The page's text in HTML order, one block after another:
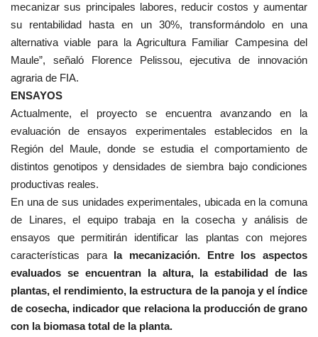
mecanizar sus principales labores, reducir costos y aumentar
su rentabilidad hasta en un 30%, transformándolo en una
alternativa viable para la Agricultura Familiar Campesina del
Maule”, señaló Florence Pelissou, ejecutiva de innovación
agraria de FIA.
ENSAYOS
Actualmente, el proyecto se encuentra avanzando en la
evaluación de ensayos experimentales establecidos en la
Región del Maule, donde se estudia el comportamiento de
distintos genotipos y densidades de siembra bajo condiciones
productivas reales.
En una de sus unidades experimentales, ubicada en la comuna
de Linares, el equipo trabaja en la cosecha y análisis de
ensayos que permitirán identificar las plantas con mejores
características parala mecanización. Entre los aspectos
evaluados se encuentran la altura, la estabilidad de las
plantas, el rendimiento, la estructura de la panoja y el índice
de cosecha, indicador que relaciona la producción de grano
con la biomasa total de la planta.